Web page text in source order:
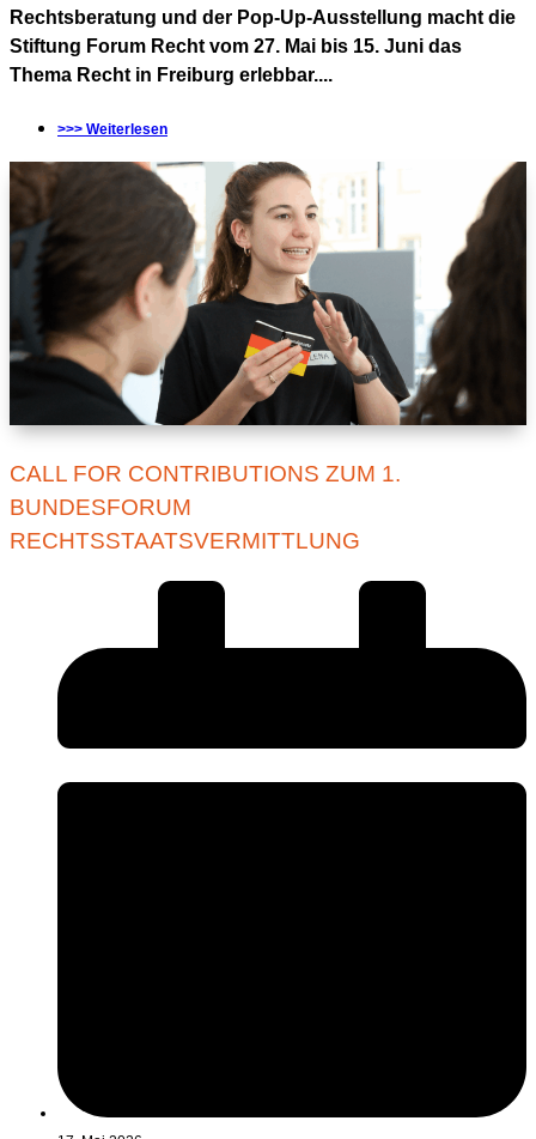
Rechtsberatung und der Pop-Up-Ausstellung macht die
Stiftung Forum Recht vom 27. Mai bis 15. Juni das
Thema Recht in Freiburg erlebbar....
>>> Weiterlesen
CALL FOR CONTRIBUTIONS ZUM 1.
BUNDESFORUM
RECHTSSTAATSVERMITTLUNG